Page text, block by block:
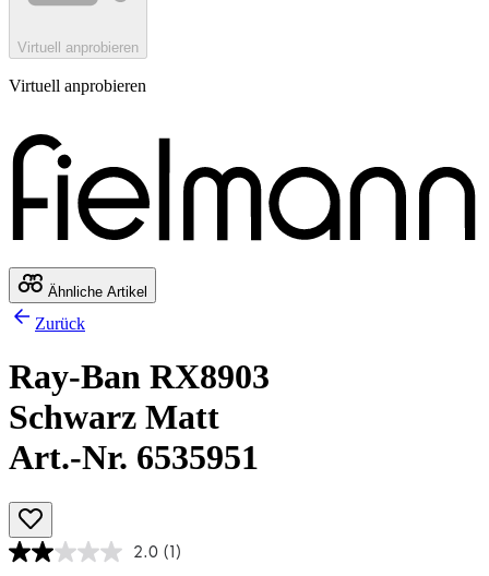
Virtuell anprobieren
Virtuell anprobieren
Ähnliche Artikel
Zurück
Ray-Ban RX8903
Schwarz Matt
Art.-Nr. 6535951
2.0 (1)